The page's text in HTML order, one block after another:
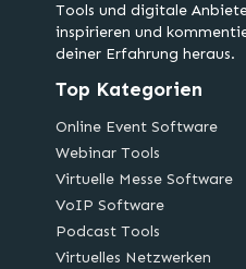
Tools und digitale
inspirieren und
deiner Erfahrung heraus.
Top Kategorien
Online Event Software
Webinar Tools
Virtuelle Messe Software
VoIP Software
Podcast Tools
Virtuelles Netzwerken